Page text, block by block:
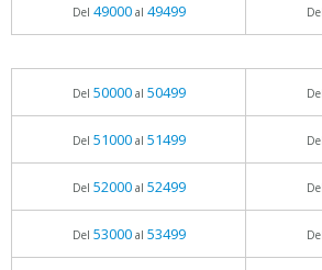
Del 49000al 49499 Del
Del 50000al 50499 Del
Del 51000al 51499 Del
Del 52000al 52499 Del
Del 53000al 53499 Del